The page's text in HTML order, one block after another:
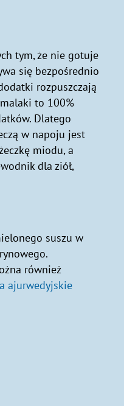
tym, że nie gotuje
się bezpośrednio
rozpuszczają
to 100%
Dlatego
w napoju jest
miodu, a
dla ziół,
suszu w
również
ajurwedyjskie